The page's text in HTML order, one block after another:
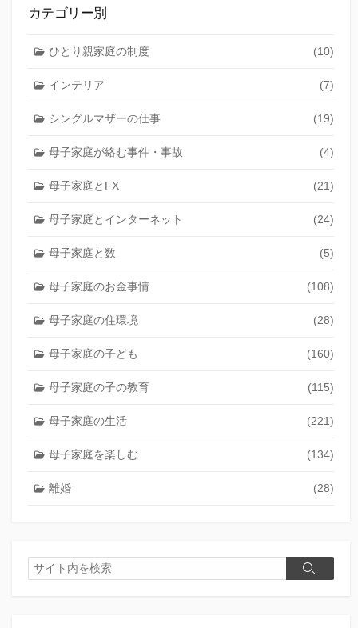
カテゴリー別
ひとり親家庭の制度 (10)
インテリア (7)
シングルマザーの仕事 (19)
母子家庭が絡む事件・事故 (4)
母子家庭とFX (21)
母子家庭とインターネット (24)
母子家庭と数 (5)
母子家庭のお金事情 (108)
母子家庭の住環境 (28)
母子家庭の子ども (160)
母子家庭の子の教育 (115)
母子家庭の生活 (221)
母子家庭を楽しむ (134)
離婚 (28)
検
索
検